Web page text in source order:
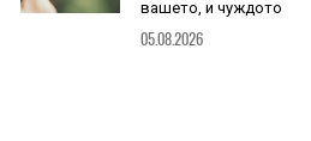
вашето, и чуждото
05.08.2026